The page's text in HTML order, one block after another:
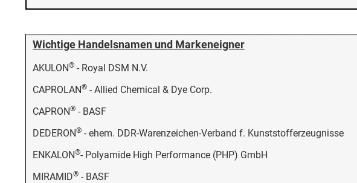
Wichtige Handelsnamen und Markeneigner
AKULON® - Royal DSM N.V.
CAPROLAN® - Allied Chemical & Dye Corp.
CAPRON® - BASF
DEDERON® - ehem. DDR-Warenzeichen-Verband f. Kunststofferzeugnisse
ENKALON®- Polyamide High Performance (PHP) GmbH
MIRAMID® - BASF